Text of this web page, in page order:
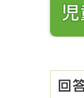
児
回